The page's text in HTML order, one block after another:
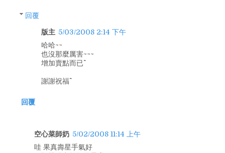
回覆
版主 5/03/2008 2:14 下午
哈哈~~
也沒那麼厲害~~~
增加賣點而已^^
謝謝祝福^^
回覆
空心菜師奶 5/02/2008 11:14 上午
哇 果真壽星手氣好